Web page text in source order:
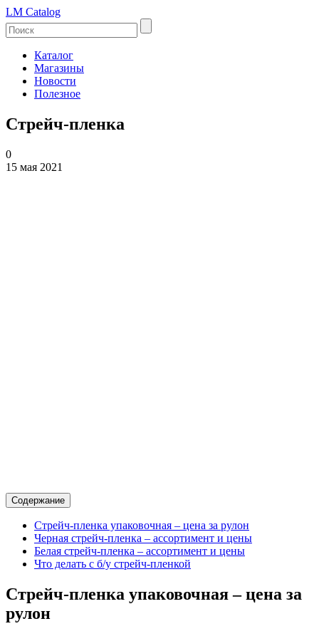
LM Catalog
Каталог
Магазины
Новости
Полезное
Стрейч-пленка
0
15 мая 2021
Содержание
Стрейч-пленка упаковочная – цена за рулон
Черная стрейч-пленка – ассортимент и цены
Белая стрейч-пленка – ассортимент и цены
Что делать с б/у стрейч-пленкой
Стрейч-пленка упаковочная – цена за
рулон